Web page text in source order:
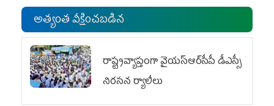
అత్యంత వీక్షించబడిన
రాష్ట్రవ్యాప్తంగా వైయ‌స్ఆర్‌సీపీ డీఎస్సీ
నిరసన ర్యాలీలు